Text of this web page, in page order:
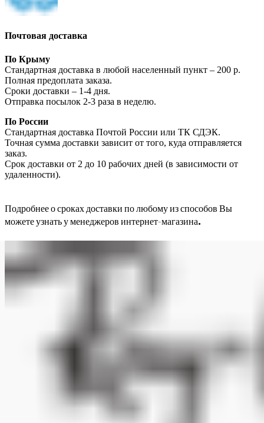
Почтовая доставка
По Крыму
Стандартная доставка в любой населенный пункт – 200 р.
Полная предоплата заказа.
Сроки доставки – 1-4 дня.
Отправка посылок 2-3 раза в неделю.
По России
Стандартная доставка Почтой России или ТК СДЭК.
Точная сумма доставки зависит от того, куда отправляется
заказ.
Срок доставки от 2 до 10 рабочих дней (в зависимости от
удаленности).
Подробнее о сроках доставки по любому из способов Вы
можете узнать у менеджеров интернет-магазина.